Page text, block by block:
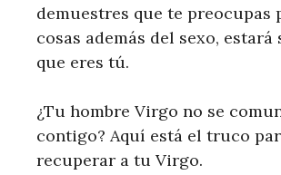
demuestres que te preocupas
cosas además del sexo, estará
que eres tú.
¿Tu hombre Virgo no se
contigo? Aquí está el truco
recuperar a tu Virgo.